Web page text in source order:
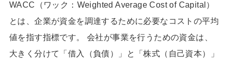
WACC（ワック：Weighted Average Cost of Capital）
とは、企業が資金を調達するために必要なコストの平均
値を指す指標です。 会社が事業を行うための資金は、
大きく分けて「借入（負債）」と「株式（自己資本）」